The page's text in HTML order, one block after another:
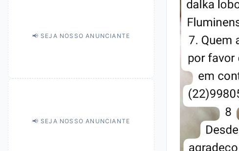
📢 SEJA NOSSO ANUNCIANTE
📢 SEJA NOSSO ANUNCIANTE